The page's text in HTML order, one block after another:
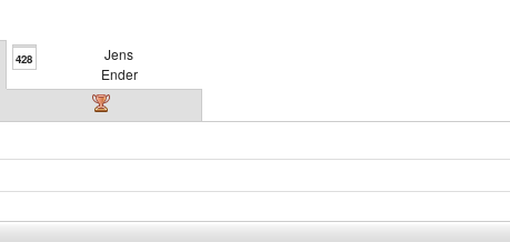
428
Jens
Ender